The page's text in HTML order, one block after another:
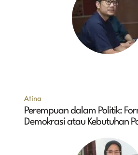
Atina
Perempuan dalam Politik:
Demokrasi atau Kebutuhan